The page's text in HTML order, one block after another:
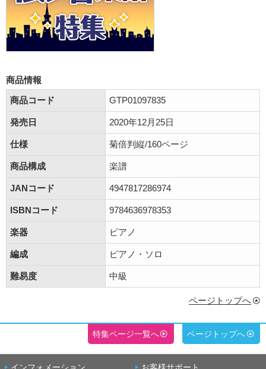
商品情報
商品コード
GTP01097835
発売日 2020年12月25日
仕様 菊倍判縦/160ページ
商品構成 楽譜
JANコード 4947817286974
ISBNコード 9784636978353
楽器 ピアノ
編成 ピアノ・ソロ
難易度 中級
ページトップへ
特集ページ一覧へ ページトップへ
インフォメーション お客様サポート